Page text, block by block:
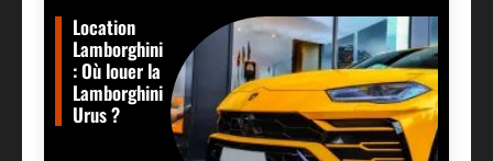
Location
Lamborghini
: Où louer la
Lamborghini
Urus ?